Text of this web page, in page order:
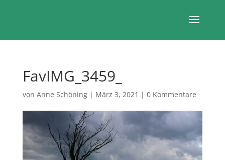
FavIMG_3459_
von Anne Schöning| März 3, 2021 | 0 Kommentare